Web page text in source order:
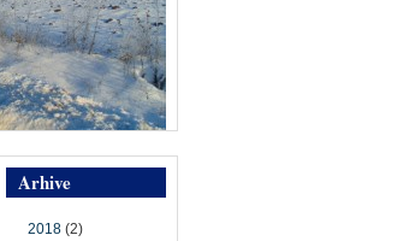
Arhive
2018 (2)